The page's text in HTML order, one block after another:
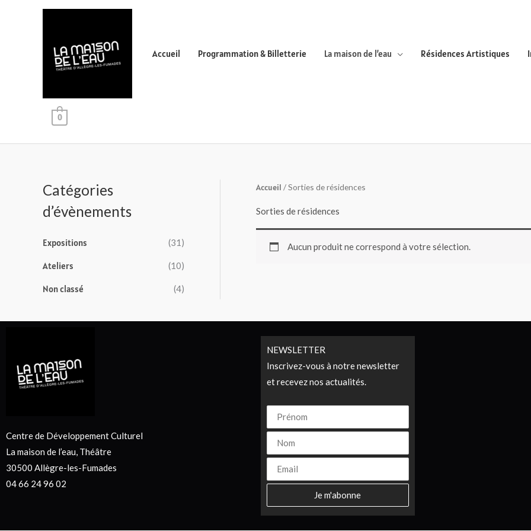
Accueil
Programmation & Billetterie La maison de l’eau Résidences Artistiques
0
Catégories
d’évènements
Expositions (31)
Ateliers (10)
Non classé (4)
Accueil / Sorties de résidences
Sorties de résidences
Aucun produit ne correspond à votre sélection.
Centre de Développement Culturel
La maison de l’eau, Théâtre
30500 Allègre-les-Fumades
04 66 24 96 02
NEWSLETTER
Inscrivez-vous à notre newsletter
et recevez nos actualités.